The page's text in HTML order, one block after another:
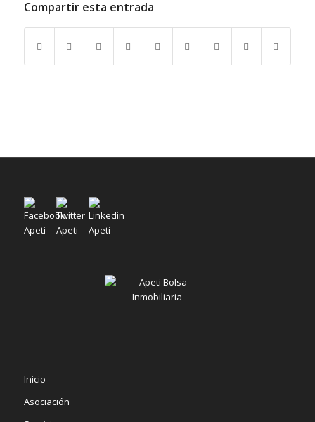
Compartir esta entrada
Inicio
Asociación